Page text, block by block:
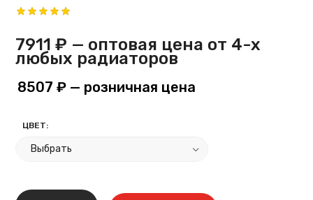
7911 ₽ — оптовая цена от 4-х
любых радиаторов
8507 ₽ — розничная цена
ЦВЕТ: